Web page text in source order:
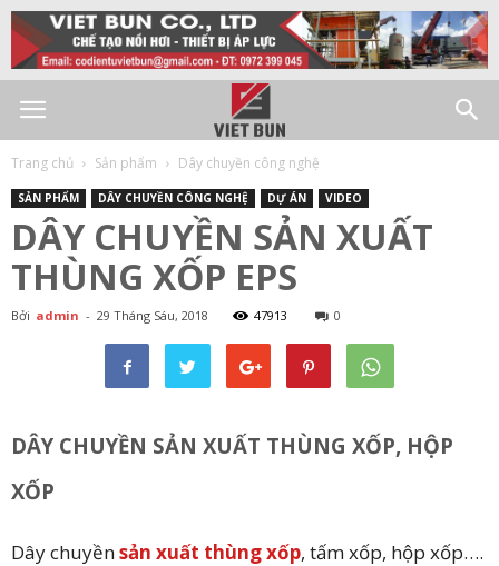
Trang chủ Sản phẩm Dây chuyền công nghệ
SẢN PHẨM DÂY CHUYỀN CÔNG NGHỆ DỰ ÁN VIDEO
DÂY CHUYỀN SẢN XUẤT
THÙNG XỐP EPS
Bởi admin - 29 Tháng Sáu, 2018 47913 0
DÂY CHUYỀN SẢN XUẤT THÙNG XỐP, HỘP
XỐP
Dây chuyềnsản xuất thùng xốp, tấm xốp, hộp xốp….